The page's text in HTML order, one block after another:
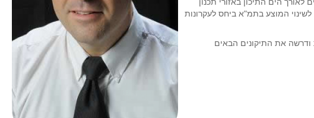
המוצע בתמ"א ביחס לעקרונות
את התיקונים הבאים